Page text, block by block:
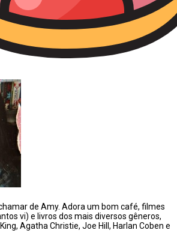
de Amy. Adora um bom café, filmes
vi) e livros dos mais diversos gêneros,
Agatha Christie, Joe Hill, Harlan Coben e